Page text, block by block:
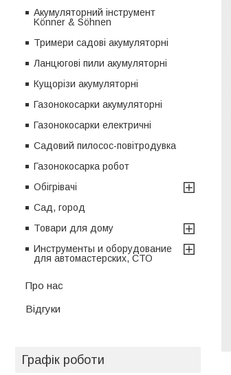
Акумуляторний інструмент
Könner & Söhnen
Тримери садові акумуляторні
Ланцюгові пили акумуляторні
Кущорізи акумуляторні
Газонокосарки акумуляторні
Газонокосарки електричні
Садовий пилосос-повітродувка
Газонокосарка робот
Обігрівачі
Сад, город
Товари для дому
Инструменты и оборудование
для автомастерских, СТО
Про нас
Відгуки
Графік роботи